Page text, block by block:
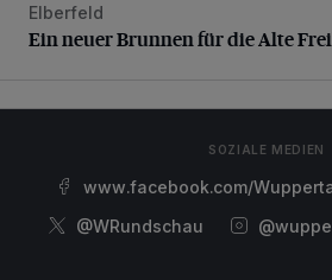
Ein neuer Brunnen für die Alte
Elberfeld
Ein neuer Brunnen für die Alte
SOZIALE MEDIEN
www.facebook.com/
@WRundschau